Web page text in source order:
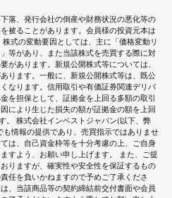
落、発行会社の倒産や財務状況の悪化等の
被ることがあります。会員様の投資元本は
式の変動要因としては、主に「価格変動リ
等があり、また当該株式を売買する際に対
があります。新規公開株式等については、
ります。一般に、新規公開株式等は、既公
なります。信用取引や有価証券関連デリバ
を担保として、証拠金を上回る多額の取引
により生じた損失の額が証拠金の額を上回
。 株式会社インベストジャパン(以下、弊
情報の提供であり、売買指示ではありませ
は、自己資金枠等を十分考慮の上、ご自身
すよう、お願い申し上げます。 また、ご提
りますが、確実性や安全性を保証するもの
任を負いかねますので予めご了承くださ
、当該商品等の契約締結前交付書面や会員